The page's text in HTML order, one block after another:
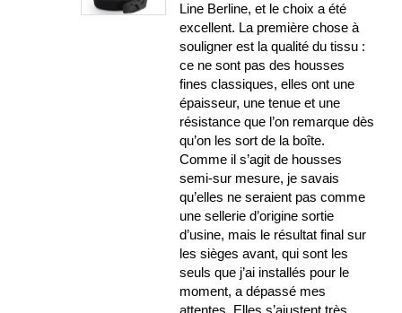
Line Berline, et le choix a été
excellent. La première chose à
souligner est la qualité du tissu :
ce ne sont pas des housses
fines classiques, elles ont une
épaisseur, une tenue et une
résistance que l’on remarque dès
qu’on les sort de la boîte.
Comme il s’agit de housses
semi-sur mesure, je savais
qu’elles ne seraient pas comme
une sellerie d’origine sortie
d’usine, mais le résultat final sur
les sièges avant, qui sont les
seuls que j’ai installés pour le
moment, a dépassé mes
attentes. Elles s’ajustent très